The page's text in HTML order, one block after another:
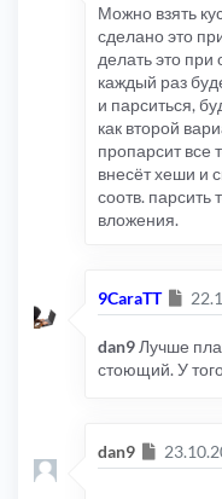
while (
if
(
$ret [] =
}
$str
=
return
} else
//echo
$name =
$str =
return
Можно взять
сделано это
делать это при
каждый раз
и парситься,
как второй
пропарсит все
внесёт хеши и
соотв. парсить
вложения.
9CaraTT
dan9 Лучше
стоющий. У
dan9